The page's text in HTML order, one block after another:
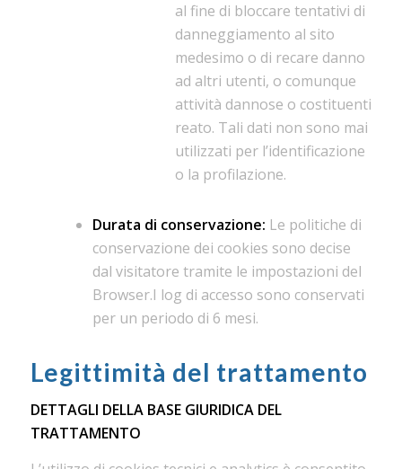
al fine di bloccare tentativi di
danneggiamento al sito
medesimo o di recare danno
ad altri utenti, o comunque
attività dannose o costituenti
reato. Tali dati non sono mai
utilizzati per l’identificazione
o la profilazione.
Durata di conservazione: Le politiche di
conservazione dei cookies sono decise
dal visitatore tramite le impostazioni del
Browser.I log di accesso sono conservati
per un periodo di 6 mesi.
Legittimità del trattamento
DETTAGLI DELLA BASE GIURIDICA DEL
TRATTAMENTO